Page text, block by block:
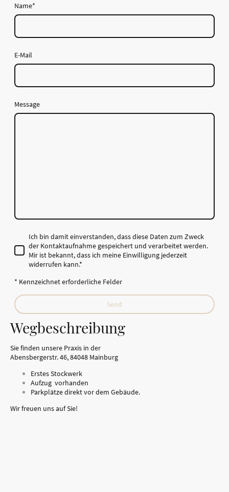
Name*
E-Mail
Message
Ich bin damit einverstanden, dass diese Daten zum Zweck
der Kontaktaufnahme gespeichert und verarbeitet werden.
Mir ist bekannt, dass ich meine Einwilligung jederzeit
widerrufen kann.*
* Kennzeichnet erforderliche Felder
Send
Wegbeschreibung
Sie finden unsere Praxis in der
Abensbergerstr. 46, 84048 Mainburg
Erstes Stockwerk
Aufzug vorhanden
Parkplätze direkt vor dem Gebäude.
Wir freuen uns auf Sie!